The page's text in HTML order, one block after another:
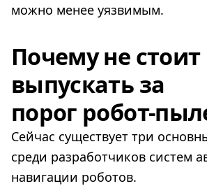
можно менее уязвимым.
Почему не стоит
выпускать за
порог робот-
Сейчас существует три
среди разработчиков систем
навигации роботов.